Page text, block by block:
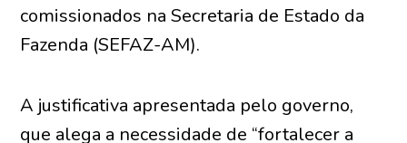
comissionados na Secretaria de Estado da
Fazenda (SEFAZ-AM).
A justificativa apresentada pelo governo,
que alega a necessidade de “fortalecer a